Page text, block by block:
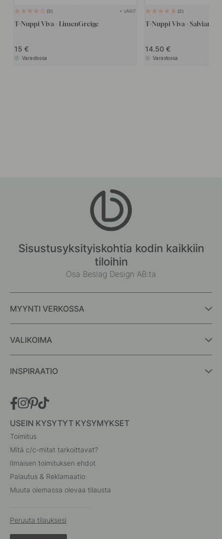
3 + VÄRIT
T-Nuppi Viva - LimenGreige
15
Varastossa
2
T-Nuppi Viva -
14.50
Varastossa
Sisustusyksityiskohtia kodin kaikkiin
tiloihin
Osa Beslag Design AB:ta
MYYNTI VERKOSSA
VALIKOIMA
INSPIRAATIO
USEIN KYSYTYT KYSYMYKSET
Toimitus
Mitä c/c-mitat tarkoittavat?
Ilmaisen toimituksen ehdot
Palautus & Reklamaatio
Muuta olemassa olevaa tilausta
Peruuta tilauksesi